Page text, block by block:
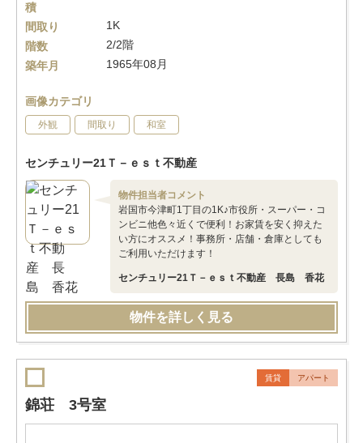
積
間取り
1K
階数
2/2階
築年月
1965年08月
画像カテゴリ
外観 間取り 和室
センチュリー21Ｔ－ｅｓｔ不動産
物件担当者コメント
岩国市今津町1丁目の1K♪市役所・スーパー・コ
ンビニ他色々近くで便利！お家賃を安く抑えた
い方にオススメ！事務所・店舗・倉庫としても
ご利用いただけます！
センチュリー21Ｔ－ｅｓｔ不動産 長島 香花
物件を詳しく見る
賃貸 アパート
錦荘 3号室